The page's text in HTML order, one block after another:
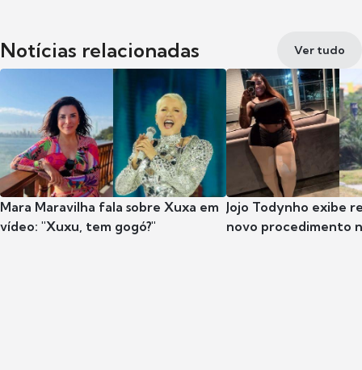
Notícias relacionadas Ver tudo
Mara Maravilha fala sobre Xuxa em
vídeo: "Xuxu, tem gogó?"
Jojo Todynho exibe
novo procedimento